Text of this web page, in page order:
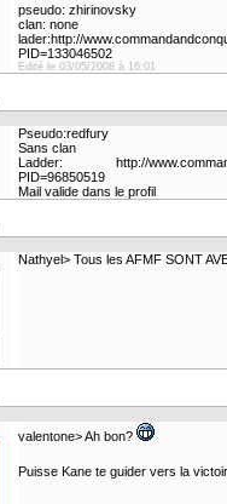
pseudo: zhirinovsky
clan: none
lader:http://
PID=133046502
Edité le 03/05/2008 à 16:01
Pseudo:redfury
Sans clan
Ladder: http://
PID=96850519
Mail valide dans le profil
Nathyel> Tous les AFMF SONT
valentone> Ah bon?
Puisse Kane te guider vers la